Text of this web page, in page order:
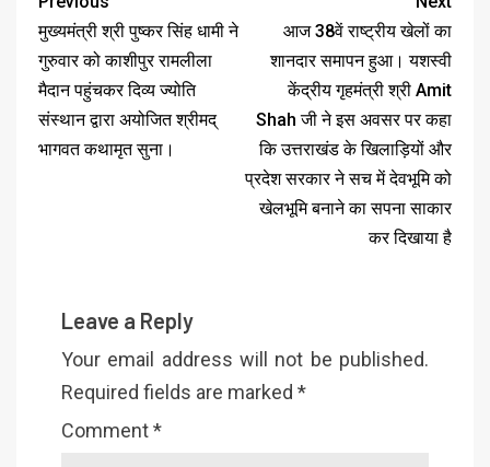
मुख्यमंत्री श्री पुष्कर सिंह धामी ने
गुरुवार को काशीपुर रामलीला
मैदान पहुंचकर दिव्य ज्योति
संस्थान द्वारा अयोजित श्रीमद्
भागवत कथामृत सुना।
आज 38वें राष्ट्रीय खेलों का
शानदार समापन हुआ। यशस्वी
केंद्रीय गृहमंत्री श्री Amit
Shah जी ने इस अवसर पर कहा
कि उत्तराखंड के खिलाड़ियों और
प्रदेश सरकार ने सच में देवभूमि को
खेलभूमि बनाने का सपना साकार
कर दिखाया है
Leave a Reply
Your email address will not be published.
Required fields are marked *
Comment*